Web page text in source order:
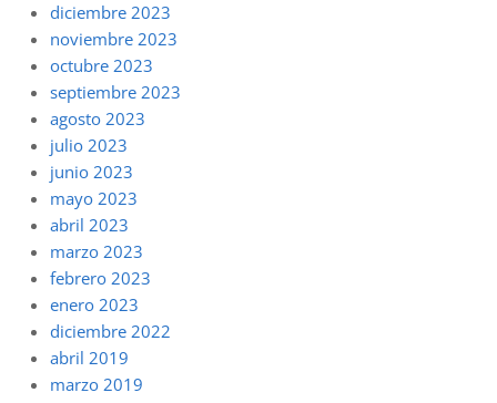
diciembre 2023
noviembre 2023
octubre 2023
septiembre 2023
agosto 2023
julio 2023
junio 2023
mayo 2023
abril 2023
marzo 2023
febrero 2023
enero 2023
diciembre 2022
abril 2019
marzo 2019